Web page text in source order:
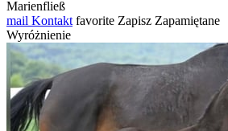
Marienfließ
mail Kontakt favorite Zapisz Zapamiętane
Wyróżnienie